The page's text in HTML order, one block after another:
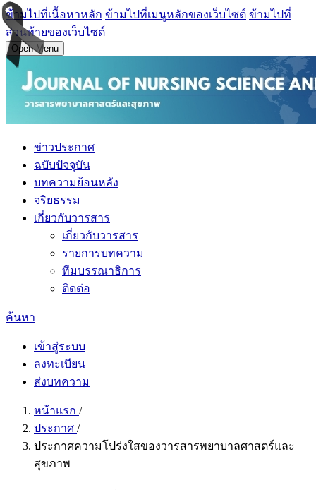
ข้ามไปที่เนื้อหาหลัก ข้ามไปที่เมนูหลักของเว็บไซต์ ข้ามไปที่
ส่วนท้ายของเว็บไซต์
Open Menu
ข่าวประกาศ
ฉบับปัจจุบัน
บทความย้อนหลัง
จริยธรรม
เกี่ยวกับวารสาร
เกี่ยวกับวารสาร
รายการบทความ
ทีมบรรณาธิการ
ติดต่อ
ค้นหา
เข้าสู่ระบบ
ลงทะเบียน
ส่งบทความ
หน้าแรก /
ประกาศ /
ประกาศความโปร่งใสของวารสารพยาบาลศาสตร์และ
สุขภาพ